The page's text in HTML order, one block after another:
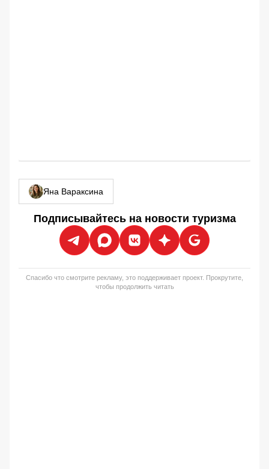
Яна Вараксина
Подписывайтесь на новости туризма
Спасибо что смотрите рекламу, это поддерживает проект. Прокрутите,
чтобы продолжить читать